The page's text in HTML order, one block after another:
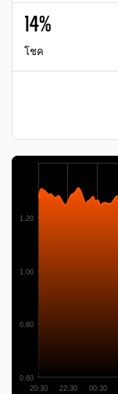
14%
โชค
20:30 22:30 00:30
0.60
0.80
1.00
1.20